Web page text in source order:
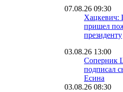
07.08.26 09:30
Хацкевич:
пришел
президенту
03.08.26 13:00
Соперник
подписал
Есина
03.08.26 08:30